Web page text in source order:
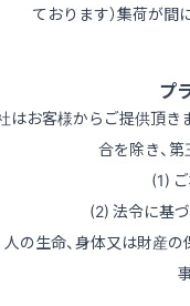
ております）集荷が間
プ
はお客様からご提供頂き
合を除き、
(1)
(2) 法令に基
の生命、身体又は財産